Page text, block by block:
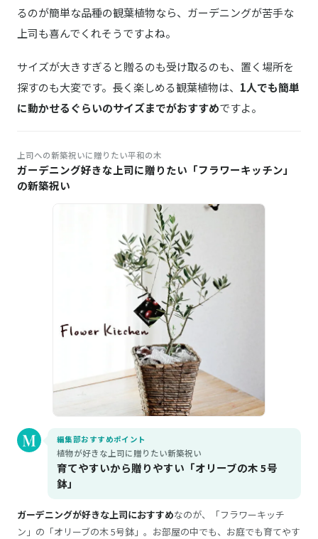
るのが簡単な品種の観葉植物なら、ガーデニングが苦手な
上司も喜んでくれそうですよね。
サイズが大きすぎると贈るのも受け取るのも、置く場所を
探すのも大変です。長く楽しめる観葉植物は、 1人でも簡単
に動かせるぐらいのサイズまでがおすすめですよ。
上司への新築祝いに贈りたい平和の木
ガーデニング好きな上司に贈りたい「フラワーキッチン」
の新築祝い
編集部おすすめポイント
植物が好きな上司に贈りたい新築祝い
育てやすいから贈りやすい「オリーブの木 5号
鉢」
ガーデニングが好きな上司におすすめなのが、「フラワーキッチ
ン」の「オリーブの木 5号鉢」。お部屋の中でも、お庭でも育てやす